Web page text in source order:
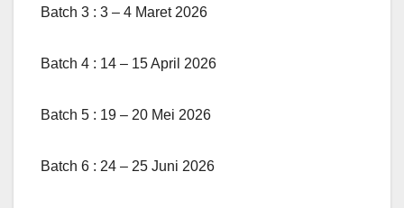
Batch 3 : 3 – 4 Maret 2026
Batch 4 : 14 – 15 April 2026
Batch 5 : 19 – 20 Mei 2026
Batch 6 : 24 – 25 Juni 2026